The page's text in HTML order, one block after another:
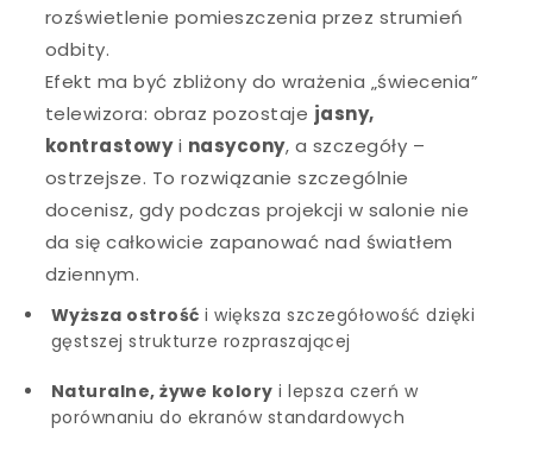
rozświetlenie pomieszczenia przez strumień
odbity.
Efekt ma być zbliżony do wrażenia „świecenia”
telewizora: obraz pozostaje jasny,
kontrastowyi nasycony, a szczegóły –
ostrzejsze. To rozwiązanie szczególnie
docenisz, gdy podczas projekcji w salonie nie
da się całkowicie zapanować nad światłem
dziennym.
Wyższa ostrość i większa szczegółowość dzięki
gęstszej strukturze rozpraszającej
Naturalne, żywe kolory i lepsza czerń w
porównaniu do ekranów standardowych